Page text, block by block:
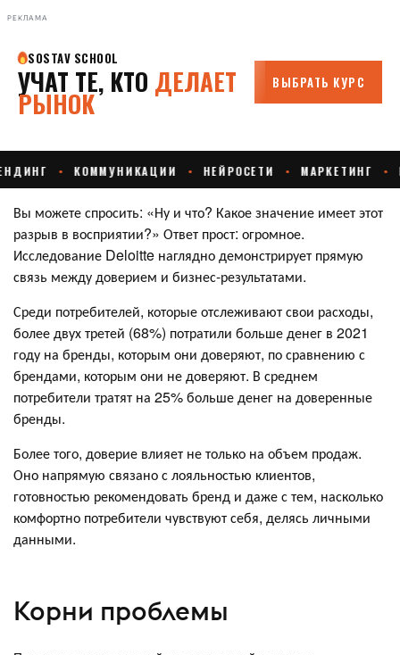
РЕКЛАМА
Вы можете спросить: «Ну и что? Какое значение имеет этот
разрыв в восприятии?» Ответ прост: огромное.
Исследование Deloitte наглядно демонстрирует прямую
связь между доверием и бизнес-результатами.
Среди потребителей, которые отслеживают свои расходы,
более двух третей (68%) потратили больше денег в 2021
году на бренды, которым они доверяют, по сравнению с
брендами, которым они не доверяют. В среднем
потребители тратят на 25% больше денег на доверенные
бренды.
Более того, доверие влияет не только на объем продаж.
Оно напрямую связано с лояльностью клиентов,
готовностью рекомендовать бренд и даже с тем, насколько
комфортно потребители чувствуют себя, делясь личными
данными.
Корни проблемы